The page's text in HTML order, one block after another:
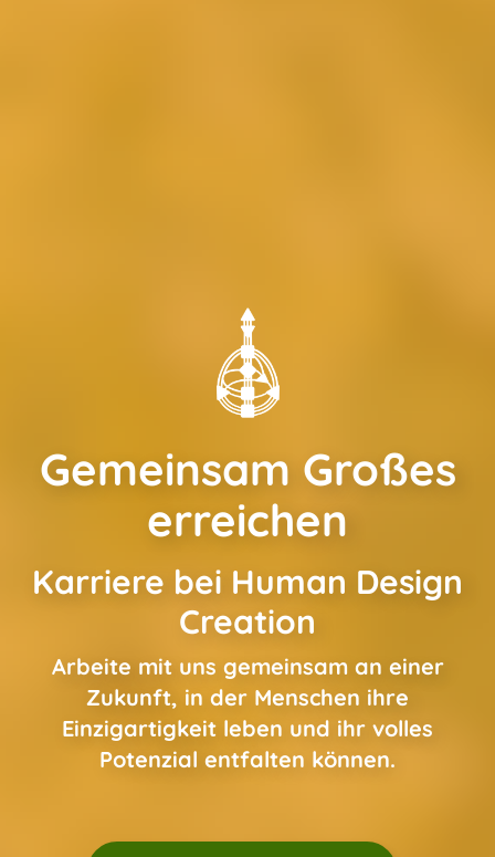
Gemeinsam Großes
erreichen
Karriere bei Human Design
Creation
Arbeite mit uns gemeinsam an einer
Zukunft, in der Menschen ihre
Einzigartigkeit leben und ihr volles
Potenzial entfalten können.